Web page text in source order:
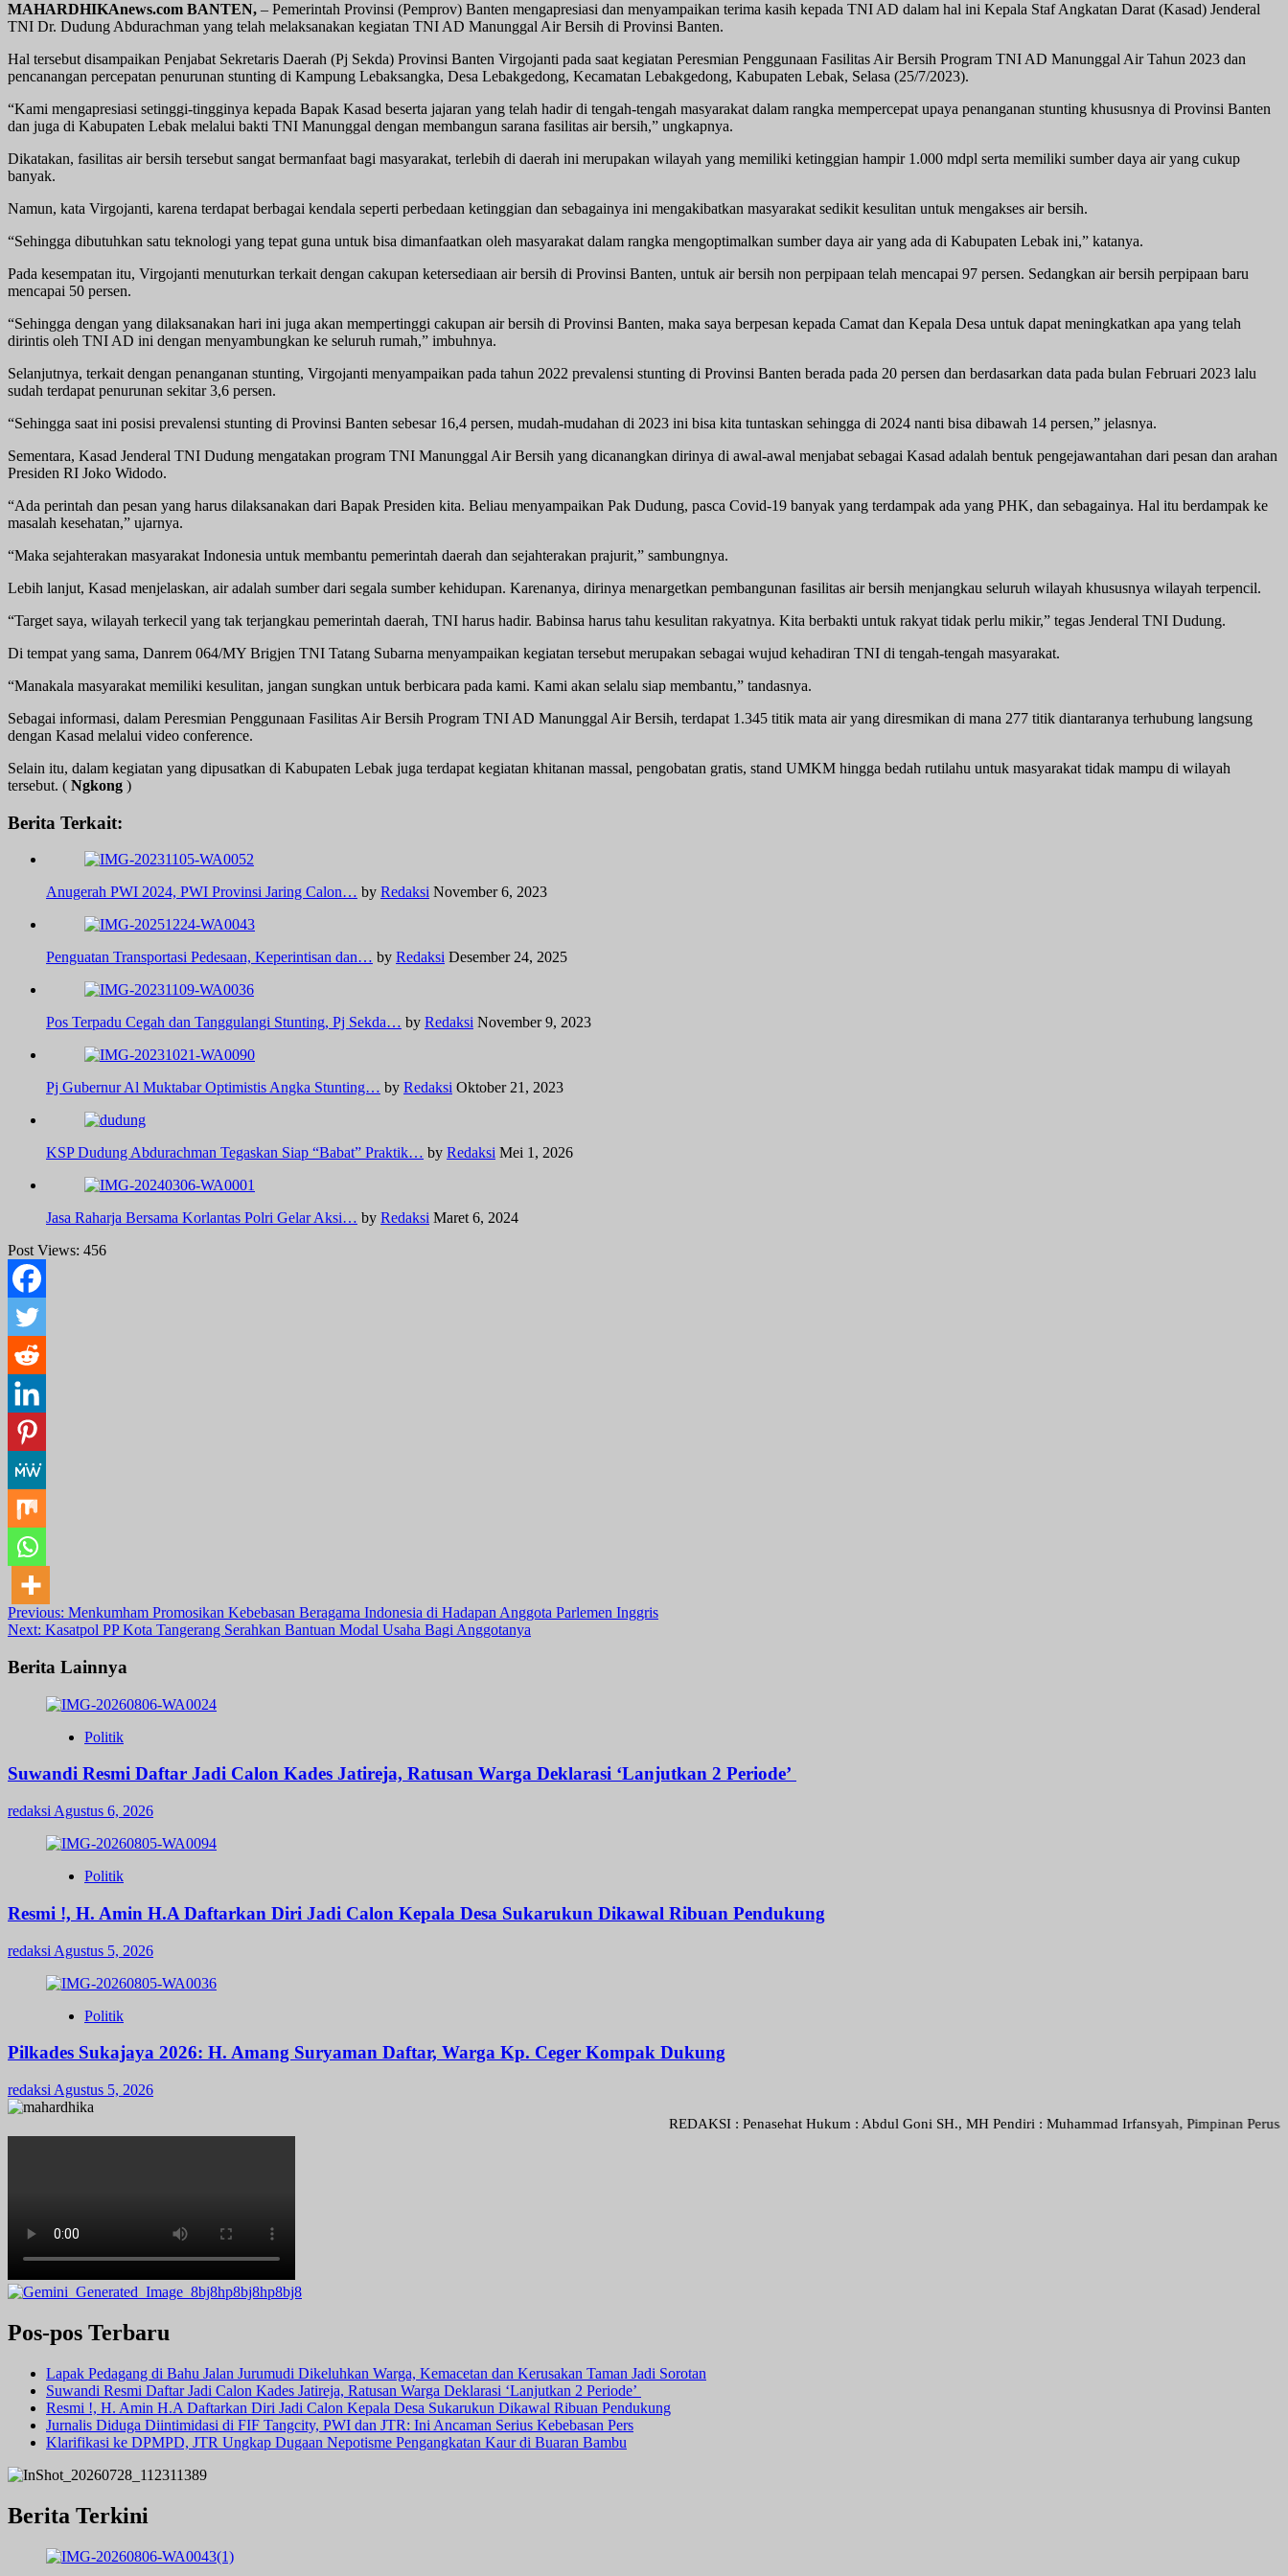
MAHARDHIKAnews.com BANTEN, – Pemerintah Provinsi (Pemprov) Banten mengapresiasi dan menyampaikan terima kasih kepada TNI AD dalam hal ini Kepala Staf Angkatan Darat (Kasad) Jenderal
TNI Dr. Dudung Abdurachman yang telah melaksanakan kegiatan TNI AD Manunggal Air Bersih di Provinsi Banten.
Hal tersebut disampaikan Penjabat Sekretaris Daerah (Pj Sekda) Provinsi Banten Virgojanti pada saat kegiatan Peresmian Penggunaan Fasilitas Air Bersih Program TNI AD Manunggal Air Tahun 2023 dan
pencanangan percepatan penurunan stunting di Kampung Lebaksangka, Desa Lebakgedong, Kecamatan Lebakgedong, Kabupaten Lebak, Selasa (25/7/2023).
“Kami mengapresiasi setinggi-tingginya kepada Bapak Kasad beserta jajaran yang telah hadir di tengah-tengah masyarakat dalam rangka mempercepat upaya penanganan stunting khususnya di Provinsi Banten
dan juga di Kabupaten Lebak melalui bakti TNI Manunggal dengan membangun sarana fasilitas air bersih,” ungkapnya.
Dikatakan, fasilitas air bersih tersebut sangat bermanfaat bagi masyarakat, terlebih di daerah ini merupakan wilayah yang memiliki ketinggian hampir 1.000 mdpl serta memiliki sumber daya air yang cukup
banyak.
Namun, kata Virgojanti, karena terdapat berbagai kendala seperti perbedaan ketinggian dan sebagainya ini mengakibatkan masyarakat sedikit kesulitan untuk mengakses air bersih.
“Sehingga dibutuhkan satu teknologi yang tepat guna untuk bisa dimanfaatkan oleh masyarakat dalam rangka mengoptimalkan sumber daya air yang ada di Kabupaten Lebak ini,” katanya.
Pada kesempatan itu, Virgojanti menuturkan terkait dengan cakupan ketersediaan air bersih di Provinsi Banten, untuk air bersih non perpipaan telah mencapai 97 persen. Sedangkan air bersih perpipaan baru
mencapai 50 persen.
“Sehingga dengan yang dilaksanakan hari ini juga akan mempertinggi cakupan air bersih di Provinsi Banten, maka saya berpesan kepada Camat dan Kepala Desa untuk dapat meningkatkan apa yang telah
dirintis oleh TNI AD ini dengan menyambungkan ke seluruh rumah,” imbuhnya.
Selanjutnya, terkait dengan penanganan stunting, Virgojanti menyampaikan pada tahun 2022 prevalensi stunting di Provinsi Banten berada pada 20 persen dan berdasarkan data pada bulan Februari 2023 lalu
sudah terdapat penurunan sekitar 3,6 persen.
“Sehingga saat ini posisi prevalensi stunting di Provinsi Banten sebesar 16,4 persen, mudah-mudahan di 2023 ini bisa kita tuntaskan sehingga di 2024 nanti bisa dibawah 14 persen,” jelasnya.
Sementara, Kasad Jenderal TNI Dudung mengatakan program TNI Manunggal Air Bersih yang dicanangkan dirinya di awal-awal menjabat sebagai Kasad adalah bentuk pengejawantahan dari pesan dan arahan
Presiden RI Joko Widodo.
“Ada perintah dan pesan yang harus dilaksanakan dari Bapak Presiden kita. Beliau menyampaikan Pak Dudung, pasca Covid-19 banyak yang terdampak ada yang PHK, dan sebagainya. Hal itu berdampak ke
masalah kesehatan,” ujarnya.
“Maka sejahterakan masyarakat Indonesia untuk membantu pemerintah daerah dan sejahterakan prajurit,” sambungnya.
Lebih lanjut, Kasad menjelaskan, air adalah sumber dari segala sumber kehidupan. Karenanya, dirinya menargetkan pembangunan fasilitas air bersih menjangkau seluruh wilayah khususnya wilayah terpencil.
“Target saya, wilayah terkecil yang tak terjangkau pemerintah daerah, TNI harus hadir. Babinsa harus tahu kesulitan rakyatnya. Kita berbakti untuk rakyat tidak perlu mikir,” tegas Jenderal TNI Dudung.
Di tempat yang sama, Danrem 064/MY Brigjen TNI Tatang Subarna menyampaikan kegiatan tersebut merupakan sebagai wujud kehadiran TNI di tengah-tengah masyarakat.
“Manakala masyarakat memiliki kesulitan, jangan sungkan untuk berbicara pada kami. Kami akan selalu siap membantu,” tandasnya.
Sebagai informasi, dalam Peresmian Penggunaan Fasilitas Air Bersih Program TNI AD Manunggal Air Bersih, terdapat 1.345 titik mata air yang diresmikan di mana 277 titik diantaranya terhubung langsung
dengan Kasad melalui video conference.
Selain itu, dalam kegiatan yang dipusatkan di Kabupaten Lebak juga terdapat kegiatan khitanan massal, pengobatan gratis, stand UMKM hingga bedah rutilahu untuk masyarakat tidak mampu di wilayah
tersebut. ( Ngkong )
Berita Terkait:
Anugerah PWI 2024, PWI Provinsi Jaring Calon… by Redaksi November 6, 2023
Penguatan Transportasi Pedesaan, Keperintisan dan… by Redaksi Desember 24, 2025
Pos Terpadu Cegah dan Tanggulangi Stunting, Pj Sekda… by Redaksi November 9, 2023
Pj Gubernur Al Muktabar Optimistis Angka Stunting… by Redaksi Oktober 21, 2023
KSP Dudung Abdurachman Tegaskan Siap “Babat” Praktik… by Redaksi Mei 1, 2026
Jasa Raharja Bersama Korlantas Polri Gelar Aksi… by Redaksi Maret 6, 2024
Post Views: 456
Post
navigation
Previous: Menkumham Promosikan Kebebasan Beragama Indonesia di Hadapan Anggota Parlemen Inggris
Next: Kasatpol PP Kota Tangerang Serahkan Bantuan Modal Usaha Bagi Anggotanya
Berita Lainnya
Politik
Suwandi Resmi Daftar Jadi Calon Kades Jatireja, Ratusan Warga Deklarasi ‘Lanjutkan 2 Periode’
redaksi Agustus 6, 2026
Politik
Resmi !, H. Amin H.A Daftarkan Diri Jadi Calon Kepala Desa Sukarukun Dikawal Ribuan Pendukung
redaksi Agustus 5, 2026
Politik
Pilkades Sukajaya 2026: H. Amang Suryaman Daftar, Warga Kp. Ceger Kompak Dukung
redaksi Agustus 5, 2026
REDAKSI : Penasehat Hukum : Abdul Goni SH., MH Pendiri : Muhammad Irfansyah, Pimpinan Perusahaan
Pos-pos Terbaru
Lapak Pedagang di Bahu Jalan Jurumudi Dikeluhkan Warga, Kemacetan dan Kerusakan Taman Jadi Sorotan
Suwandi Resmi Daftar Jadi Calon Kades Jatireja, Ratusan Warga Deklarasi ‘Lanjutkan 2 Periode’
Resmi !, H. Amin H.A Daftarkan Diri Jadi Calon Kepala Desa Sukarukun Dikawal Ribuan Pendukung
Jurnalis Diduga Diintimidasi di FIF Tangcity, PWI dan JTR: Ini Ancaman Serius Kebebasan Pers
Klarifikasi ke DPMPD, JTR Ungkap Dugaan Nepotisme Pengangkatan Kaur di Buaran Bambu
Berita Terkini